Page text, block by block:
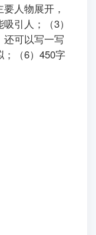
要人物展开，
引人；（3）
还可以写一写
；（6）450字